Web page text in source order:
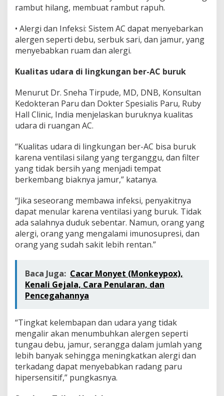
rambut hilang, membuat rambut rapuh.
• Alergi dan Infeksi: Sistem AC dapat menyebarkan
alergen seperti debu, serbuk sari, dan jamur, yang
menyebabkan ruam dan alergi.
Kualitas udara di lingkungan ber-AC buruk
Menurut Dr. Sneha Tirpude, MD, DNB, Konsultan
Kedokteran Paru dan Dokter Spesialis Paru, Ruby
Hall Clinic, India menjelaskan buruknya kualitas
udara di ruangan AC.
“Kualitas udara di lingkungan ber-AC bisa buruk
karena ventilasi silang yang terganggu, dan filter
yang tidak bersih yang menjadi tempat
berkembang biaknya jamur,” katanya.
“Jika seseorang membawa infeksi, penyakitnya
dapat menular karena ventilasi yang buruk. Tidak
ada salahnya duduk sebentar. Namun, orang yang
alergi, orang yang mengalami imunosupresi, dan
orang yang sudah sakit lebih rentan.”
Baca Juga: Cacar Monyet (Monkeypox),
Kenali Gejala, Cara Penularan, dan
Pencegahannya
“Tingkat kelembapan dan udara yang tidak
mengalir akan menumbuhkan alergen seperti
tungau debu, jamur, serangga dalam jumlah yang
lebih banyak sehingga meningkatkan alergi dan
terkadang dapat menyebabkan radang paru
hipersensitif,” pungkasnya.